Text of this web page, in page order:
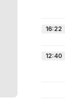
16:22
12:40